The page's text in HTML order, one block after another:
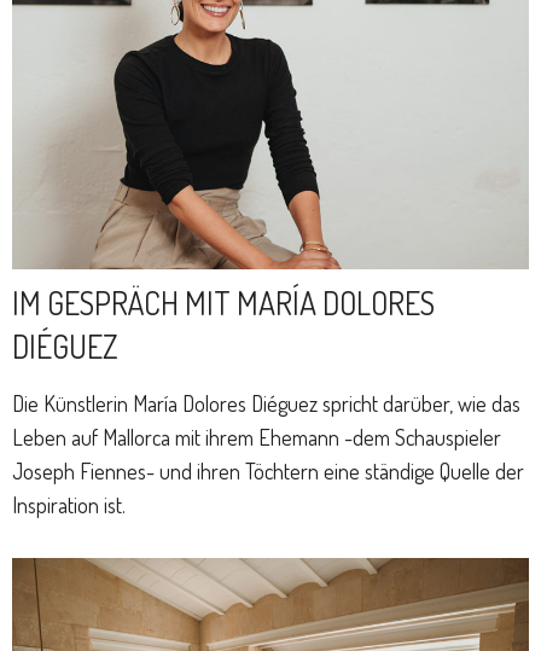
IM GESPRÄCH MIT MARÍA DOLORES
DIÉGUEZ
Die Künstlerin María Dolores Diéguez spricht darüber, wie das
Leben auf Mallorca mit ihrem Ehemann -dem Schauspieler
Joseph Fiennes- und ihren Töchtern eine ständige Quelle der
Inspiration ist.